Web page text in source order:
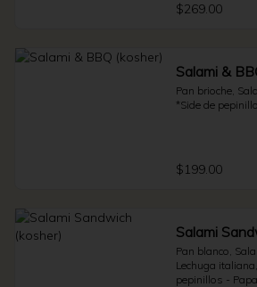
$269.00
Salami &
Pan brioche,
*Side de
$199.00
Salami
Pan blanco,
Lechuga
pepinillos -